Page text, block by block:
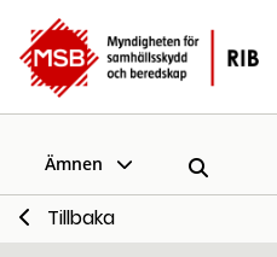
Ämnen
Tillbaka